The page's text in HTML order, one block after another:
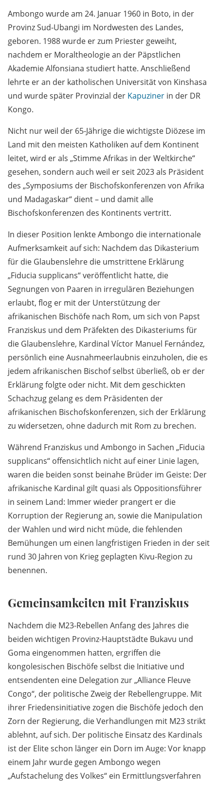
Ambongo wurde am 24. Januar 1960 in Boto, in der
Provinz Sud-Ubangi im Nordwesten des Landes,
geboren. 1988 wurde er zum Priester geweiht,
nachdem er Moraltheologie an der Päpstlichen
Akademie Alfonsiana studiert hatte. Anschließend
lehrte er an der katholischen Universität von Kinshasa
und wurde später Provinzial der Kapuziner in der DR
Kongo.
Nicht nur weil der 65-Jährige die wichtigste Diözese im
Land mit den meisten Katholiken auf dem Kontinent
leitet, wird er als „Stimme Afrikas in der Weltkirche“
gesehen, sondern auch weil er seit 2023 als Präsident
des „Symposiums der Bischofskonferenzen von Afrika
und Madagaskar“ dient – und damit alle
Bischofskonferenzen des Kontinents vertritt.
In dieser Position lenkte Ambongo die internationale
Aufmerksamkeit auf sich: Nachdem das Dikasterium
für die Glaubenslehre die umstrittene Erklärung
„Fiducia supplicans“ veröffentlicht hatte, die
Segnungen von Paaren in irregulären Beziehungen
erlaubt, flog er mit der Unterstützung der
afrikanischen Bischöfe nach Rom, um sich von Papst
Franziskus und dem Präfekten des Dikasteriums für
die Glaubenslehre, Kardinal Víctor Manuel Fernández,
persönlich eine Ausnahmeerlaubnis einzuholen, die es
jedem afrikanischen Bischof selbst überließ, ob er der
Erklärung folgte oder nicht. Mit dem geschickten
Schachzug gelang es dem Präsidenten der
afrikanischen Bischofskonferenzen, sich der Erklärung
zu widersetzen, ohne dadurch mit Rom zu brechen.
Während Franziskus und Ambongo in Sachen „Fiducia
supplicans“ offensichtlich nicht auf einer Linie lagen,
waren die beiden sonst beinahe Brüder im Geiste: Der
afrikanische Kardinal gilt quasi als Oppositionsführer
in seinem Land: Immer wieder prangert er die
Korruption der Regierung an, sowie die Manipulation
der Wahlen und wird nicht müde, die fehlenden
Bemühungen um einen langfristigen Frieden in der seit
rund 30 Jahren von Krieg geplagten Kivu-Region zu
benennen.
Gemeinsamkeiten mit Franziskus
Nachdem die M23-Rebellen Anfang des Jahres die
beiden wichtigen Provinz-Hauptstädte Bukavu und
Goma eingenommen hatten, ergriffen die
kongolesischen Bischöfe selbst die Initiative und
entsendenten eine Delegation zur „Alliance Fleuve
Congo“, der politische Zweig der Rebellengruppe. Mit
ihrer Friedensinitiative zogen die Bischöfe jedoch den
Zorn der Regierung, die Verhandlungen mit M23 strikt
ablehnt, auf sich. Der politische Einsatz des Kardinals
ist der Elite schon länger ein Dorn im Auge: Vor knapp
einem Jahr wurde gegen Ambongo wegen
„Aufstachelung des Volkes“ ein Ermittlungsverfahren